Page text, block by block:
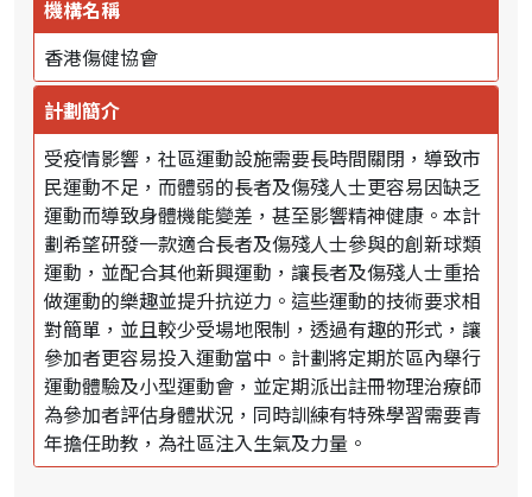
機構名稱
香港傷健協會
計劃簡介
受疫情影響，社區運動設施需要長時間關閉，導致市
民運動不足，而體弱的長者及傷殘人士更容易因缺乏
運動而導致身體機能變差，甚至影響精神健康。本計
劃希望研發一款適合長者及傷殘人士參與的創新球類
運動，並配合其他新興運動，讓長者及傷殘人士重拾
做運動的樂趣並提升抗逆力。這些運動的技術要求相
對簡單，並且較少受場地限制，透過有趣的形式，讓
參加者更容易投入運動當中。計劃將定期於區內舉行
運動體驗及小型運動會，並定期派出註冊物理治療師
為參加者評估身體狀況，同時訓練有特殊學習需要青
年擔任助教，為社區注入生氣及力量。